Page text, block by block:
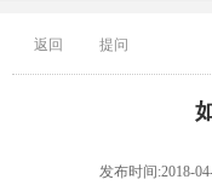
返回 提问
发布时间:2018-